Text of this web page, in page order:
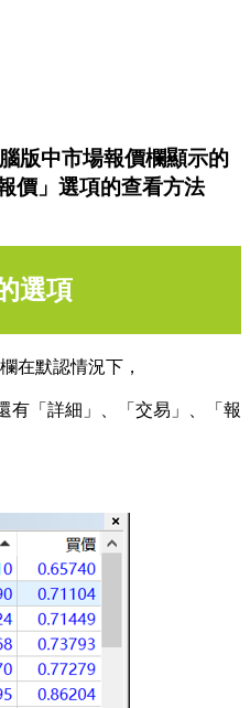
版中市場報價欄顯示的
價」選項的查看方法
選項
在默認情況下，
有「詳細」、「交易」、「報